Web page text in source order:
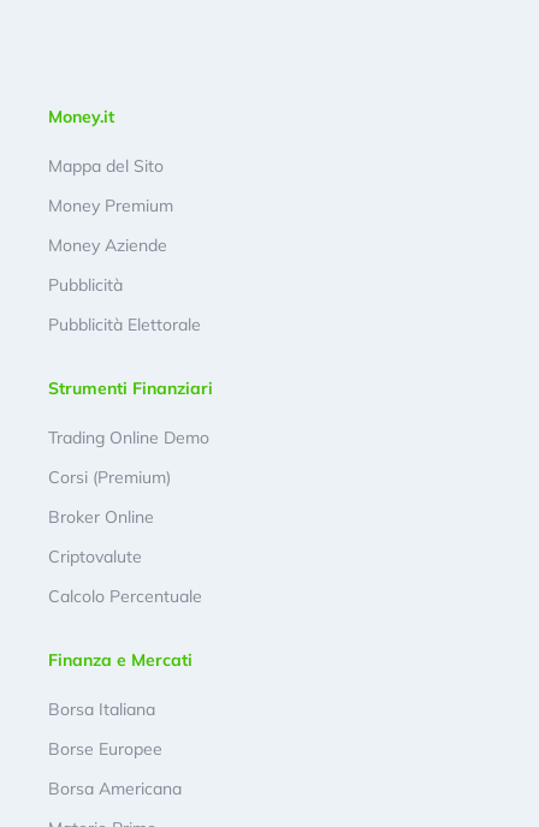
Money.it
Mappa del Sito
Money Premium
Money Aziende
Pubblicità
Pubblicità Elettorale
Strumenti Finanziari
Trading Online Demo
Corsi (Premium)
Broker Online
Criptovalute
Calcolo Percentuale
Finanza e Mercati
Borsa Italiana
Borse Europee
Borsa Americana